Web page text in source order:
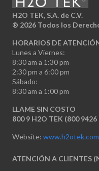
H2O TEK, S.A. de C.V.
® 2026 Todos los
HORARIOS DE
Lunes a Viernes:
8:30 am a 1:30 pm
2:30 pm a 6:00 pm
Sábado:
8:30 am a 1:00 pm
LLAME SIN COSTO
800 9 H2O TEK (800 9426
Website: www.h2otek.com
ATENCIÓN A CLIENTES